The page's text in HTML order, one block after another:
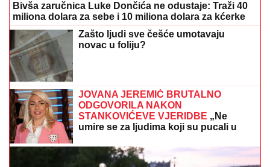
Bivša zaručnica Luke Dončića ne odustaje: Traži 40
miliona dolara za sebe i 10 miliona dolara za kćerke
Zašto ljudi sve češće umotavaju
novac u foliju?
JOVANA JEREMIĆ BRUTALNO
ODGOVORILA NAKON
STANKOVIĆEVE VJERIDBE „Ne
umire se za ljudima koji su pucali u